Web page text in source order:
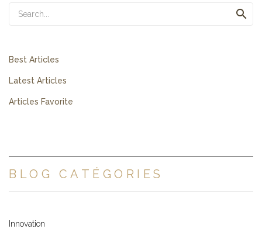

Best Articles
Latest Articles
Articles Favorite
BLOG CATÉGORIES
Innovation